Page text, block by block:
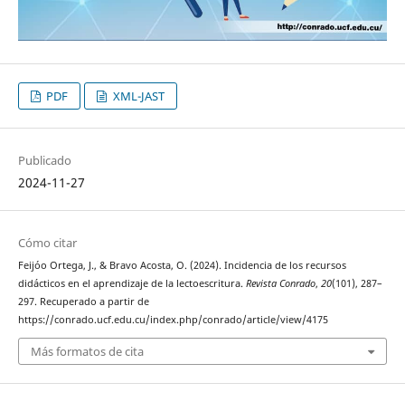
PDF XML-JAST
Publicado
2024-11-27
Cómo citar
Feijóo Ortega, J., & Bravo Acosta, O. (2024). Incidencia de los recursos
didácticos en el aprendizaje de la lectoescritura. Revista Conrado, 20(101), 287–
297. Recuperado a partir de
https://conrado.ucf.edu.cu/index.php/conrado/article/view/4175
Más formatos de cita